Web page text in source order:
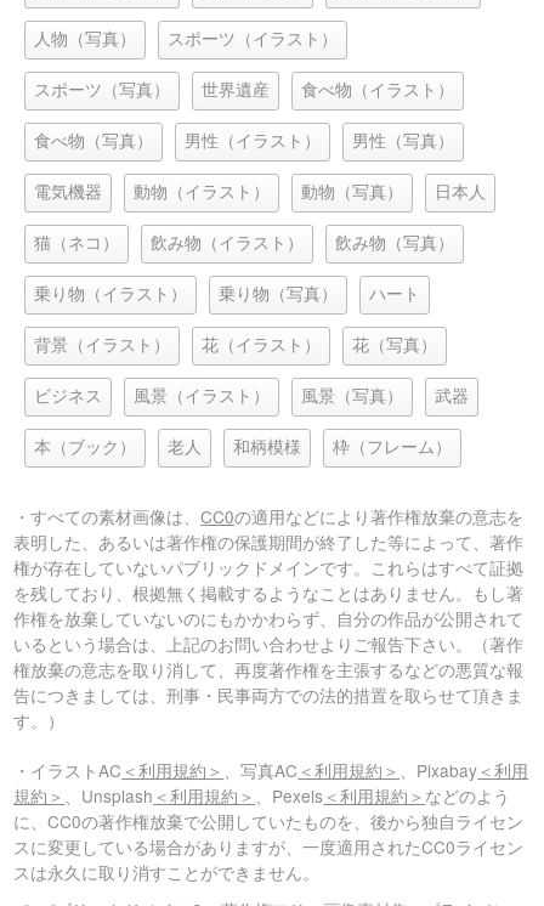
人物（写真） スポーツ（イラスト）
スポーツ（写真） 世界遺産 食べ物（イラスト）
食べ物（写真） 男性（イラスト） 男性（写真）
電気機器 動物（イラスト） 動物（写真） 日本人
猫（ネコ） 飲み物（イラスト） 飲み物（写真）
乗り物（イラスト） 乗り物（写真） ハート
背景（イラスト） 花（イラスト） 花（写真）
ビジネス 風景（イラスト） 風景（写真） 武器
本（ブック） 老人 和柄模様 枠（フレーム）
・すべての素材画像は、CC0の適用などにより著作権放棄の意志を
表明した、あるいは著作権の保護期間が終了した等によって、著作
権が存在していないパブリックドメインです。これらはすべて証拠
を残しており、根拠無く掲載するようなことはありません。もし著
作権を放棄していないのにもかかわらず、自分の作品が公開されて
いるという場合は、上記のお問い合わせよりご報告下さい。（著作
権放棄の意志を取り消して、再度著作権を主張するなどの悪質な報
告につきましては、刑事・民事両方での法的措置を取らせて頂きま
す。）
・イラストAC ＜利用規約＞ 、写真AC ＜利用規約＞ 、Pixabay ＜利用
規約＞
、Unsplash ＜利用規約＞ 、Pexels ＜利用規約＞ などのよう
に、CC0の著作権放棄で公開していたものを、後から独自ライセン
スに変更している場合がありますが、一度適用されたCC0ライセン
スは永久に取り消すことができません。